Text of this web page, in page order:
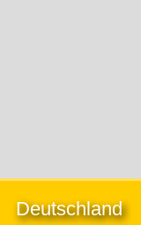
Deutschland